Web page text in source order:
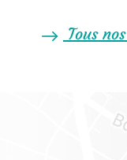
Tous